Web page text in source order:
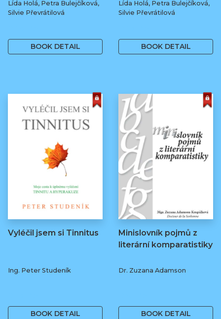
Lída Holá, Petra Bulejčíková,
Silvie Převrátilová
BOOK DETAIL
Lída Holá, Petra Bulejčíková,
Silvie Převrátilová
BOOK DETAIL
Vyléčil jsem si Tinnitus
Ing. Peter Studeník
BOOK DETAIL
Minislovník pojmů z
literární komparatistiky
Dr. Zuzana Adamson
BOOK DETAIL